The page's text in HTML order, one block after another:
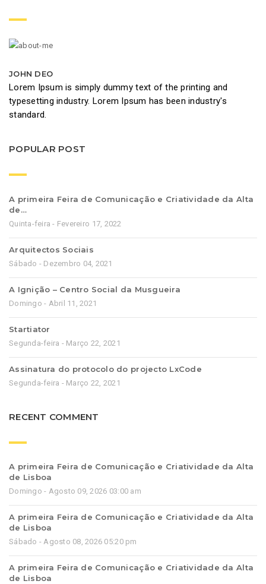
JOHN DEO
Lorem Ipsum is simply dummy text of the printing and
typesetting industry. Lorem Ipsum has been industry's
standard.
POPULAR POST
A primeira Feira de Comunicação e Criatividade da Alta
de…
Quinta-feira - Fevereiro 17, 2022
Arquitectos Sociais
Sábado - Dezembro 04, 2021
A Ignição – Centro Social da Musgueira
Domingo - Abril 11, 2021
Startiator
Segunda-feira - Março 22, 2021
Assinatura do protocolo do projecto LxCode
Segunda-feira - Março 22, 2021
RECENT COMMENT
A primeira Feira de Comunicação e Criatividade da Alta
de Lisboa
Domingo - Agosto 09, 2026 03:00 am
A primeira Feira de Comunicação e Criatividade da Alta
de Lisboa
Sábado - Agosto 08, 2026 05:20 pm
A primeira Feira de Comunicação e Criatividade da Alta
de Lisboa